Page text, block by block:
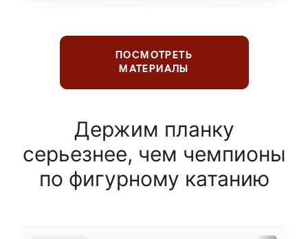
ПОСМОТРЕТЬ
МАТЕРИАЛЫ
Держим планку
серьезнее, чем чемпионы
по фигурному катанию